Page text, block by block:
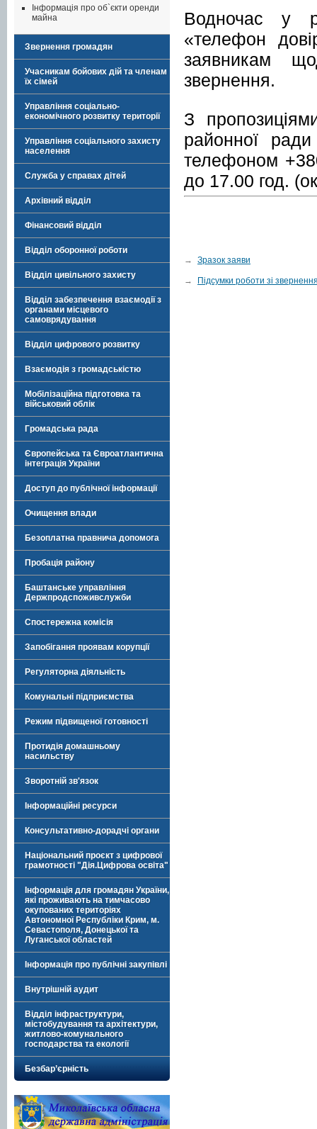
Інформація про об`єкти оренди
майна
Звернення громадян
Учасникам бойових дій та членам
їх сімей
Управління соціально-
економічного розвитку території
Управління соціального захисту
населення
Служба у справах дітей
Архівний відділ
Фінансовий відділ
Відділ оборонної роботи
Відділ цивільного захисту
Відділ забезпечення взаємодії з
органами місцевого
самоврядування
Відділ цифрового розвитку
Взаємодія з громадськістю
Мобілізаційна підготовка та
військовий облік
Громадська рада
Європейська та Євроатлантична
інтеграція України
Доступ до публічної інформації
Очищення влади
Безоплатна правнича допомога
Пробація району
Баштанське управління
Держпродспоживслужби
Спостережна комісія
Запобігання проявам корупції
Регуляторна діяльність
Комунальні підприємства
Режим підвищеної готовності
Протидія домашньому
насильству
Зворотній зв'язок
Інформаційні ресурси
Консультативно-дорадчі органи
Національний проєкт з цифрової
грамотності "Дія.Цифрова освіта"
Інформація для громадян України,
які проживають на тимчасово
окупованих територіях
Автономної Республіки Крим, м.
Севастополя, Донецької та
Луганської областей
Інформація про публічні закупівлі
Внутрішній аудит
Відділ інфраструктури,
містобудування та архітектури,
житлово-комунального
господарства та екології
Безбар’єрність
Водночас у
«телефон
заявникам
звернення.
З
районної
телефоном
до 17.00 год.
→ Зразок заяви
→ Підсумки роботи зі